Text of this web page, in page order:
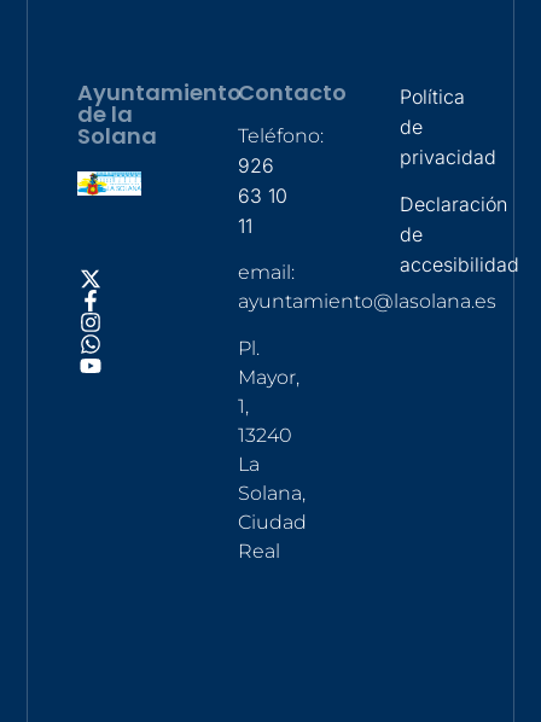
Ayuntamiento
de la
Solana
Contacto
Teléfono:
926
63 10
11
email:
ayuntamiento@lasolana.es
Pl.
Mayor,
1,
13240
La
Solana,
Ciudad
Real
Política
de
privacidad
Declaración
de
accesibilidad